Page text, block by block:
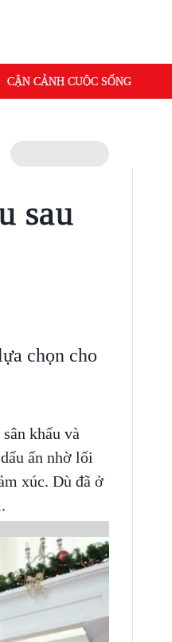
CẬN CẢNH CUỘC SỐNG
sau
chọn cho
khấu và
ấn nhờ lối
xúc. Dù đã ở